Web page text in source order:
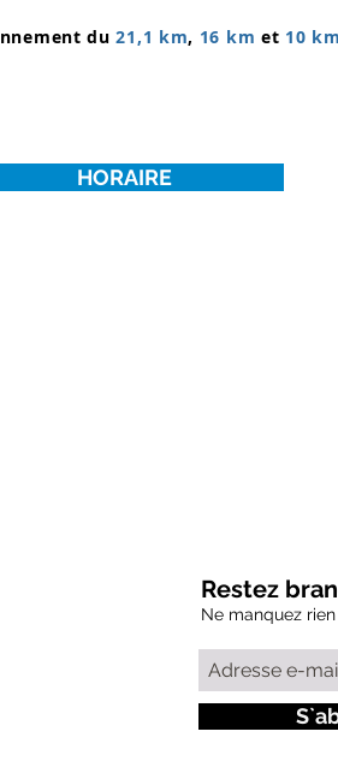
du21,1 km, 16 km et 10 km
HORAIRE
Restez
Ne manquez